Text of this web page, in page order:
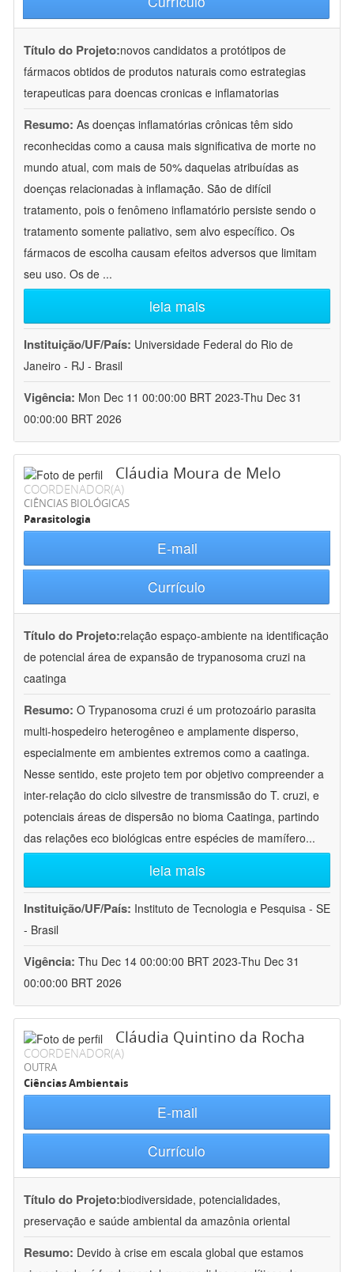
Título do Projeto:novos candidatos a protótipos de
fármacos obtidos de produtos naturais como estrategias
terapeuticas para doencas cronicas e inflamatorias
Resumo: As doenças inflamatórias crônicas têm sido
reconhecidas como a causa mais significativa de morte no
mundo atual, com mais de 50% daquelas atribuídas as
doenças relacionadas à inflamação. São de difícil
tratamento, pois o fenômeno inflamatório persiste sendo o
tratamento somente paliativo, sem alvo específico. Os
fármacos de escolha causam efeitos adversos que limitam
seu uso. Os de ...
leia mais
Instituição/UF/País: Universidade Federal do Rio de
Janeiro - RJ - Brasil
Vigência: Mon Dec 11 00:00:00 BRT 2023-Thu Dec 31
00:00:00 BRT 2026
Cláudia Moura de Melo
COORDENADOR(A)
CIÊNCIAS BIOLÓGICAS
Parasitologia
E-mail
Currículo
Título do Projeto:relação espaço-ambiente na identificação
de potencial área de expansão de trypanosoma cruzi na
caatinga
Resumo: O Trypanosoma cruzi é um protozoário parasita
multi-hospedeiro heterogêneo e amplamente disperso,
especialmente em ambientes extremos como a caatinga.
Nesse sentido, este projeto tem por objetivo compreender a
inter-relação do ciclo silvestre de transmissão do T. cruzi, e
potenciais áreas de dispersão no bioma Caatinga, partindo
das relações eco biológicas entre espécies de mamífero...
leia mais
Instituição/UF/País: Instituto de Tecnologia e Pesquisa - SE
- Brasil
Vigência: Thu Dec 14 00:00:00 BRT 2023-Thu Dec 31
00:00:00 BRT 2026
Cláudia Quintino da Rocha
COORDENADOR(A)
OUTRA
Ciências Ambientais
E-mail
Currículo
Título do Projeto:biodiversidade, potencialidades,
preservação e saúde ambiental da amazônia oriental
Resumo: Devido à crise em escala global que estamos